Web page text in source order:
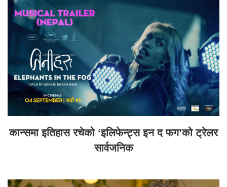
कान्समा इतिहास रचेको ‘इलिफेन्ट्स इन द फग’को ट्रेलर
सार्वजनिक